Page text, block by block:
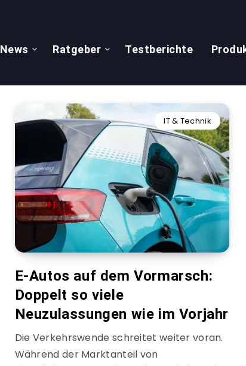
News Ratgeber Testberichte
IT & Technik
E-Autos auf dem Vormarsch:
Doppelt so viele
Neuzulassungen wie im Vorjahr
Die Verkehrswende schreitet weiter voran.
Während der Marktanteil von